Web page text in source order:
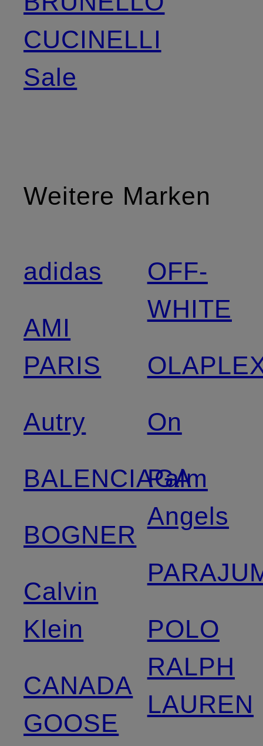
CUCINELLI
Sale
Weitere Marken
adidas
AMI
PARIS
Autry
BALENCIAGA
BOGNER
Calvin
Klein
CANADA
GOOSE
OFF-
WHITE
On
Palm
Angels
POLO
RALPH
LAUREN